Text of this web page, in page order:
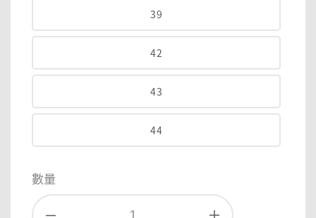
39
42
43
44
數量